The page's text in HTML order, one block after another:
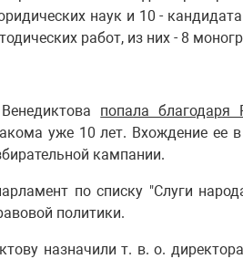
наук и 10 -
работ, из них - 8
попала благодаря
уже 10 лет. Вхождение ее
кампании.
по списку "Слуги
политики.
назначили т. в. о.